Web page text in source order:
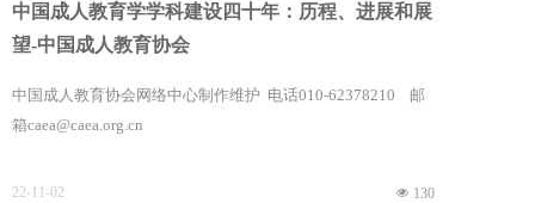
表郑树山会长对本次论坛的成功举办表示热烈的祝贺！向出席
会议的各位领导、各位专家学者表示热烈的欢迎！希望在与会
坛，真正使论坛成为一个交流学习的平台，一个推崇学术创新
的平台，一个能够展示我们的学术研究最新成果、最新理念、
者、工作者、研究者奋进的平台。我想，这应该是我们学术论
中国成人教育学学科建设四十年：历程、进展和展
望-中国成人教育协会
中国成人教育协会网络中心制作维护 电话010-62378210 邮
箱caea@caea.org.cn
넶 130
22-11-02